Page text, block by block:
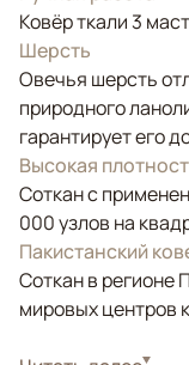
Ковёр ткали 3
Шерсть
Овечья шерсть
природного
гарантирует его
Высокая
Соткан с
000 узлов на
Пакистанский
Соткан в регионе
мировых центров